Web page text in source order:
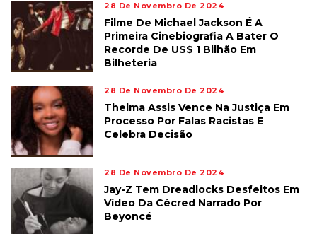
28 De Novembro De 2024
Filme De Michael Jackson É A
Primeira Cinebiografia A Bater O
Recorde De US$ 1 Bilhão Em
Bilheteria
28 De Novembro De 2024
Thelma Assis Vence Na Justiça Em
Processo Por Falas Racistas E
Celebra Decisão
28 De Novembro De 2024
Jay-Z Tem Dreadlocks Desfeitos Em
Vídeo Da Cécred Narrado Por
Beyoncé